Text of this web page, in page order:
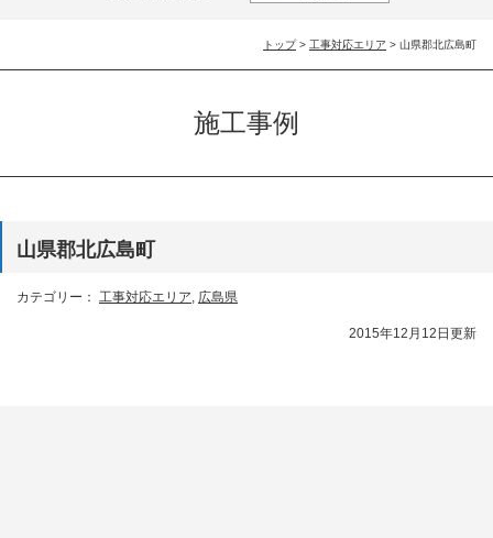
トップ > 工事対応エリア > 山県郡北広島町
施工事例
山県郡北広島町
カテゴリー： 工事対応エリア, 広島県
2015年12月12日更新